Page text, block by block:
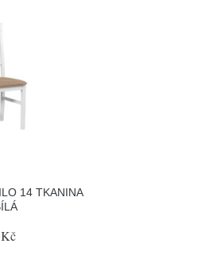
14 TKANINA